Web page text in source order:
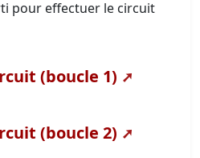
pour effectuer le circuit
(boucle 1)
(boucle 2)